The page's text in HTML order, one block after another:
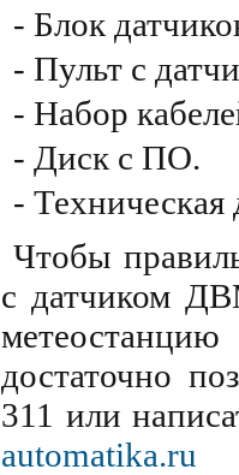
- Блок
- Пульт с
- Набор
- Диск с ПО.
- Техническая
Чтобы
с датчиком
достаточно
311 или
automatika.ru